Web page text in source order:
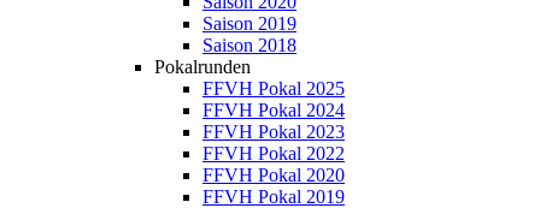
Saison 2019
Saison 2018
Pokalrunden
FFVH Pokal 2025
FFVH Pokal 2024
FFVH Pokal 2023
FFVH Pokal 2022
FFVH Pokal 2020
FFVH Pokal 2019